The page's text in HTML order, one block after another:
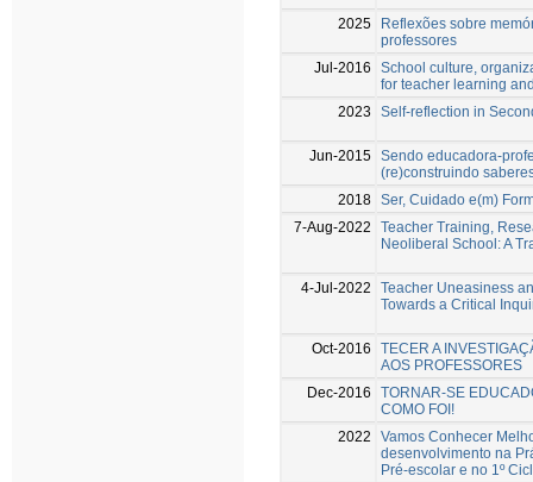
2025
Reflexões sobre
professores
Jul-2016
School culture,
for teacher learning
2023
Self-reflection in
Jun-2015 Sendo educadora-
(re)construindo
2018 Ser, Cuidado e(m)
7-Aug-2022
Teacher Training,
Neoliberal School: A
4-Jul-2022
Teacher Uneasiness
Towards a Critical
Oct-2016
TECER A
AOS PROFESSORES
Dec-2016
TORNAR-SE
COMO FOI!
2022
Vamos Conhecer
desenvolvimento na
Pré-escolar e no 1º